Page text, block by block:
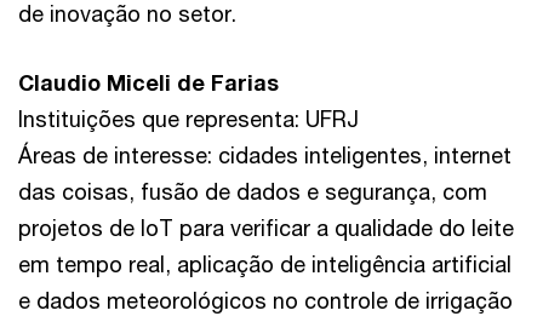
de inovação no setor.
Claudio Miceli de Farias
Instituições que representa: UFRJ
Áreas de interesse: cidades inteligentes, internet
das coisas, fusão de dados e segurança, com
projetos de IoT para verificar a qualidade do leite
em tempo real, aplicação de inteligência artificial
e dados meteorológicos no controle de irrigação